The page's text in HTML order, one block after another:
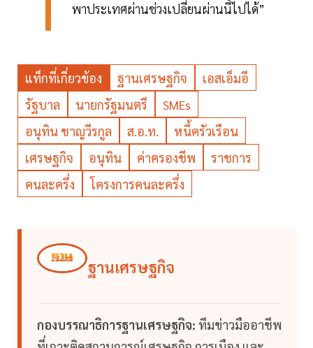
พาประเทศผ่านช่วงเปลี่ยนผ่านนี้ไปได้”
แท็กที่เกี่ยวข้อง ฐานเศรษฐกิจ
เอสเอ็มอี
รัฐบาล
นายกรัฐมนตรี
SMEs
อนุทิน ชาญวีรกูล
ส.อ.ท.
หนี้ครัวเรือน
เศรษฐกิจ
อนุทิน ค่าครองชีพ
ราชการ
คนละครึ่ง
โครงการคนละครึ่ง
ฐานเศรษฐกิจ
กองบรรณาธิการฐานเศรษฐกิจ: ทีมข่าวมืออาชีพ